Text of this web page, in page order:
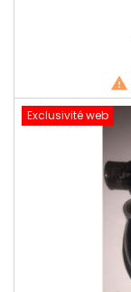

Exclusivité web